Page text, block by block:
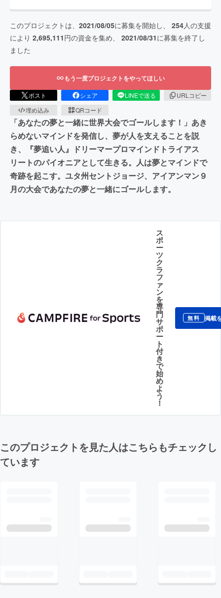
このプロジェクトは、 2021/08/05に募集を開始し、 254人の支援
により 2,695,111円の資金を集め、 2021/08/31に募集を終了し
ました
もう一度プロジェクトをやってほしい
ポスト シェア LINEで送る
URLコピー
埋め込み
QRコード
「あなたの夢と一緒に世界大会でゴールします！」あき
らめないマインドを発信し、夢が人を支えることを説
き、『夢追い人』ドリーマープロマインドトライアス
リートのパイオニアとして生きる。人は夢とマインドで
奇跡を起こす。ユタ州セントジョージ、アイアンマン９
月の大会であなたの夢と一緒にゴールします。
ス
ポ
ー
ツ
ク
ラ
フ
ァ
ン
を
専
門
サ
ポ
ー
ト
付
き
で
始
め
よ
う
！
無料 掲載
このプロジェクトを見た人はこちらもチェックし
ています